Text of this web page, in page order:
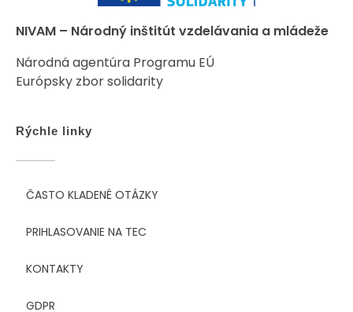
NIVAM – Národný inštitút vzdelávania a mládeže
Národná agentúra Programu EÚ
Európsky zbor solidarity
Rýchle linky
ČASTO KLADENÉ OTÁZKY
PRIHLASOVANIE NA TEC
KONTAKTY
GDPR